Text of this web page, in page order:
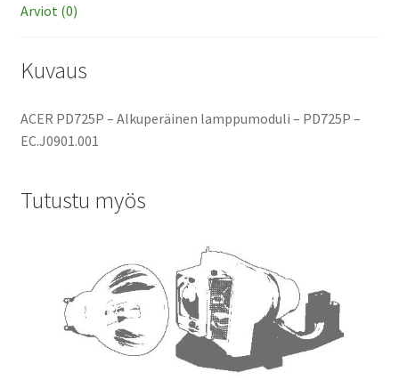
Arviot (0)
Kuvaus
ACER PD725P – Alkuperäinen lamppumoduli – PD725P –
EC.J0901.001
Tutustu myös